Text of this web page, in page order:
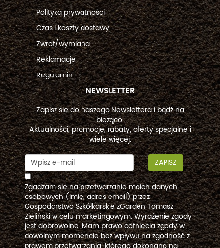
Polityka prywatności
Czas i koszty dostawy
Zwrot/wymiana
Reklamacje
Regulamin
NEWSLETTER
Zapisz się do naszego Newslettera i bądź na
bieżąco.
Aktualności, promocje, rabaty, oferty specjalne i
wiele więcej.
ZAPISZ
Zgadzam się na przetwarzanie moich danych
osobowych (imię, adres email) przez
Gospodarstwo Szkółkarskie zGarden Tomasz
Zieliński w celu marketingowym. Wyrażenie zgody
jest dobrowolne. Mam prawo cofnięcia zgody w
dowolnym momencie bez wpływu na zgodność z
prawem przetwarzania, którego dokonano na